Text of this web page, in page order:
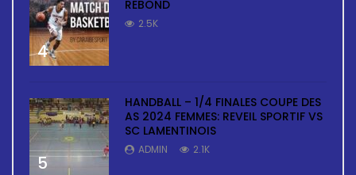
4
REBOND
2.5K
5
HANDBALL – 1/4 FINALES COUPE DES
AS 2024 FEMMES: REVEIL SPORTIF VS
SC LAMENTINOIS
ADMIN 2.1K